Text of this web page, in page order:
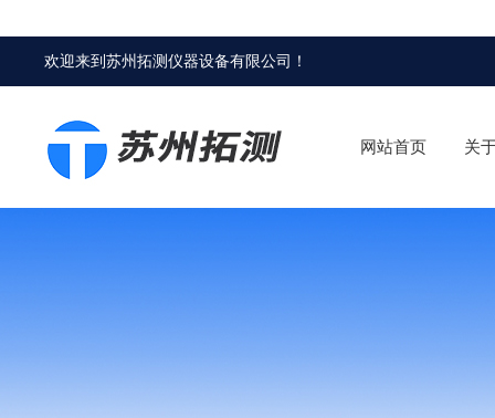
欢迎来到苏州拓测仪器设备有限公司 ！
网站首页 关